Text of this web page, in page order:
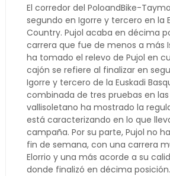
El corredor del PoloandBike-
segundo en Igorre y tercero en la
Country. Pujol acaba en décima
carrera que fue de menos a más
ha tomado el relevo de Pujol en
cajón se refiere al finalizar en
Igorre y tercero de la Euskadi
combinada de tres pruebas en
vallisoletano ha mostrado la
está caracterizando en lo que
campaña. Por su parte, Pujol no
fin de semana, con una carrera
Elorrio y una más acorde a su
donde finalizó en décima posición.